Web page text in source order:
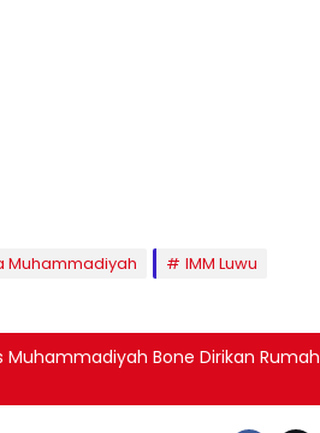
Muhammadiyah
IMM Luwu
Bone Dirikan Rumah